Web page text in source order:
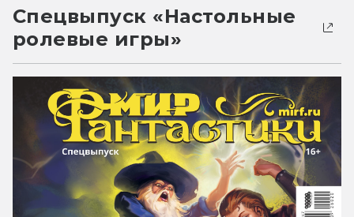
Спецвыпуск «Настольные
ролевые игры»